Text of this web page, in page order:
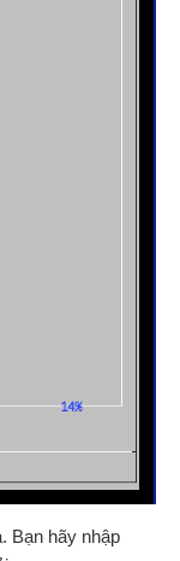
Bạn hãy nhập